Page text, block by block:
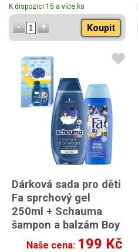
K dispozici 15 a více ks
Koupit
Dárková sada pro děti
Fa sprchový gel
250ml + Schauma
šampon a balzám Boy
2v1 400ml
Naše cena: 199 Kč